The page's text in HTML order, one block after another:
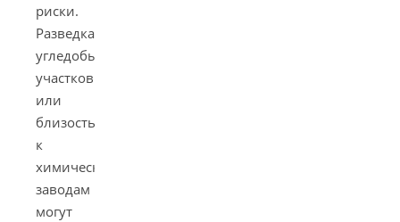
риски.
Разведка
угледобывающих
участков
или
близость
к
химическим
заводам
могут